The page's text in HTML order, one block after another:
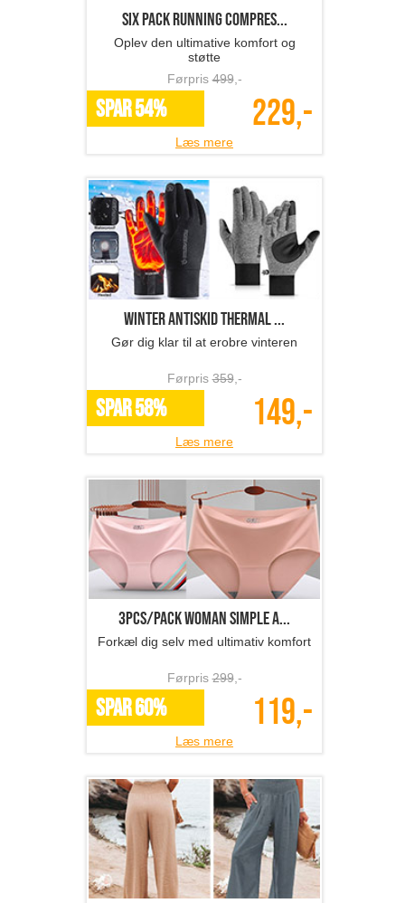
Six Pack Running Compres...
Oplev den ultimative komfort og
støtte
Førpris499,-
SPAR 54% 229,-
Læs mere
Winter Antiskid Thermal ...
Gør dig klar til at erobre vinteren
Førpris359,-
SPAR 58% 149,-
Læs mere
3pcs/Pack Woman simple a...
Forkæl dig selv med ultimativ komfort
Førpris299,-
SPAR 60% 119,-
Læs mere